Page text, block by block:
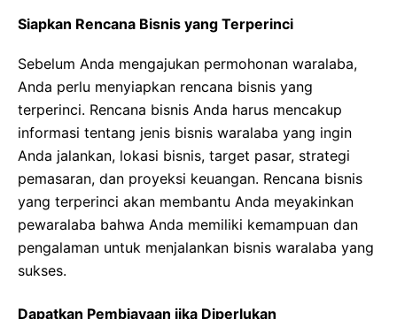
Siapkan Rencana Bisnis yang Terperinci
Sebelum Anda mengajukan permohonan waralaba,
Anda perlu menyiapkan rencana bisnis yang
terperinci. Rencana bisnis Anda harus mencakup
informasi tentang jenis bisnis waralaba yang ingin
Anda jalankan, lokasi bisnis, target pasar, strategi
pemasaran, dan proyeksi keuangan. Rencana bisnis
yang terperinci akan membantu Anda meyakinkan
pewaralaba bahwa Anda memiliki kemampuan dan
pengalaman untuk menjalankan bisnis waralaba yang
sukses.
Dapatkan Pembiayaan jika Diperlukan